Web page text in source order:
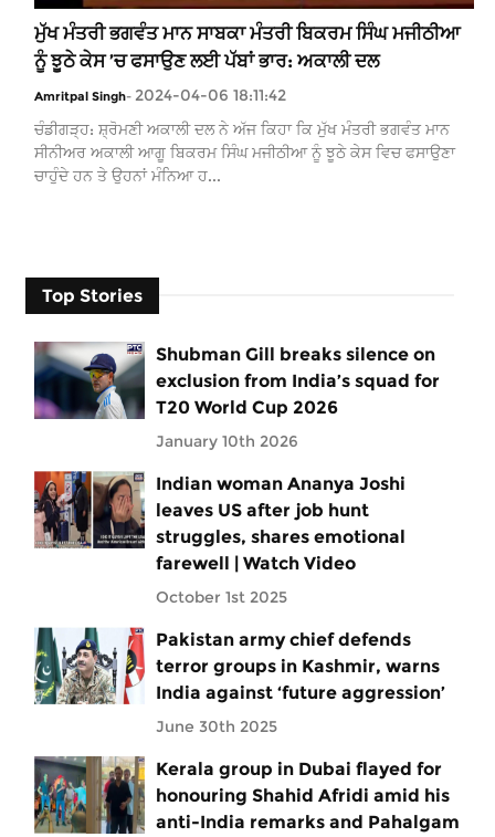
ਮੁੱਖ ਮੰਤਰੀ ਭਗਵੰਤ ਮਾਨ ਸਾਬਕਾ ਮੰਤਰੀ ਬਿਕਰਮ ਸਿੰਘ ਮਜੀਠੀਆ
ਨੂੰ ਝੂਠੇ ਕੇਸ ’ਚ ਫਸਾਉਣ ਲਈ ਪੱਬਾਂ ਭਾਰ: ਅਕਾਲੀ ਦਲ
Amritpal Singh- 2024-04-06 18:11:42
ਚੰਡੀਗੜ੍ਹ: ਸ਼੍ਰੋਮਣੀ ਅਕਾਲੀ ਦਲ ਨੇ ਅੱਜ ਕਿਹਾ ਕਿ ਮੁੱਖ ਮੰਤਰੀ ਭਗਵੰਤ ਮਾਨ
ਸੀਨੀਅਰ ਅਕਾਲੀ ਆਗੂ ਬਿਕਰਮ ਸਿੰਘ ਮਜੀਠੀਆ ਨੂੰ ਝੂਠੇ ਕੇਸ ਵਿਚ ਫਸਾਉਣਾ
ਚਾਹੁੰਦੇ ਹਨ ਤੇ ਉਹਨਾਂ ਮੰਨਿਆ ਹ...
Top Stories
Shubman Gill breaks silence on
exclusion from India’s squad for
T20 World Cup 2026
January 10th 2026
Indian woman Ananya Joshi
leaves US after job hunt
struggles, shares emotional
farewell | Watch Video
October 1st 2025
Pakistan army chief defends
terror groups in Kashmir, warns
India against ‘future aggression’
June 30th 2025
Kerala group in Dubai flayed for
honouring Shahid Afridi amid his
anti-India remarks and Pahalgam